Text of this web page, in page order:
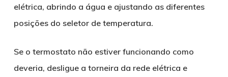
elétrica, abrindo a água e ajustando as diferentes
posições do seletor de temperatura.
Se o termostato não estiver funcionando como
deveria, desligue a torneira da rede elétrica e